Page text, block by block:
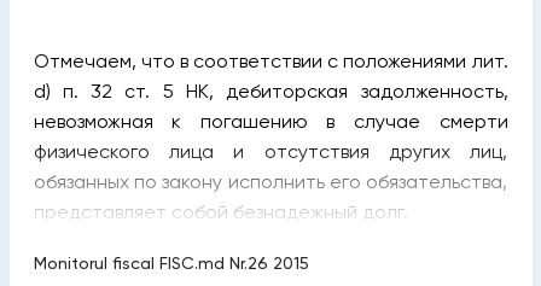
Отмечаем, что в соответствии с положениями лит.
d) п. 32 ст. 5 НК, дебиторская задолженность,
невозможная к погашению в случае смерти
физического лица и отсутствия других лиц,
обязанных по закону исполнить его обязательства,
представляет собой безнадежный долг.
Monitorul fiscal FISC.md Nr.26 2015